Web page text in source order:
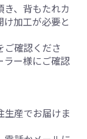
き、背もたれカ
加工が必要と
確認くださ
ラー様にご確認
産でお届けま